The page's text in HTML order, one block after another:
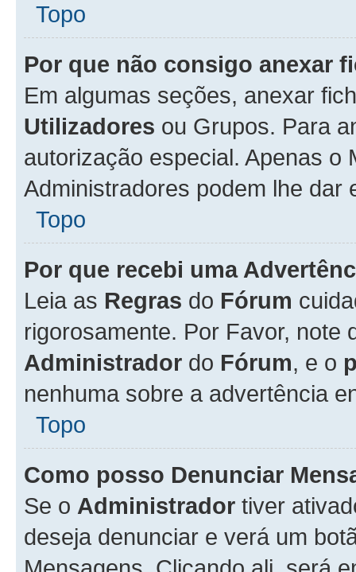
Topo
Por que não consigo anexar
Em algumas seções, anexar
Utilizadores ou Grupos. Para
autorização especial. Apenas o
Administradores podem lhe
Topo
Por que recebi uma
Leia as Regras do Fórum
rigorosamente. Por Favor, note
Administrador do Fórum, e o
nenhuma sobre a advertência
Topo
Como posso Denunciar
Se o Administrador tiver
deseja denunciar e verá um